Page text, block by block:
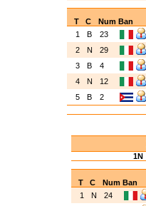
T C NumBan
1
B 23
2
N 29
3
B 4
4
N 12
5
B 2
1N
T C Num Ban
1
N 24